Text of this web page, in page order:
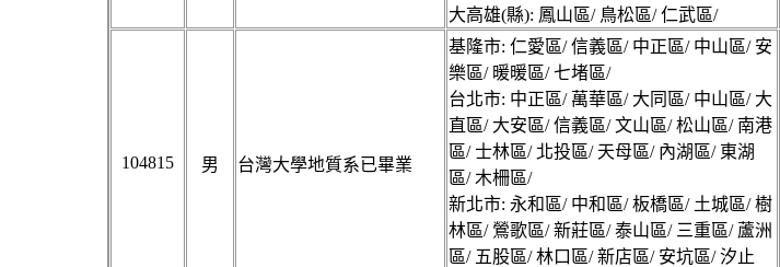
大高雄(縣): 鳳山區/ 鳥松區/ 仁武區/
104815 男 台灣大學地質系已畢業
基隆市: 仁愛區/ 信義區/ 中正區/ 中山區/ 安
樂區/ 暖暖區/ 七堵區/
台北市: 中正區/ 萬華區/ 大同區/ 中山區/ 大
直區/ 大安區/ 信義區/ 文山區/ 松山區/ 南港
區/ 士林區/ 北投區/ 天母區/ 內湖區/ 東湖
區/ 木柵區/
新北市: 永和區/ 中和區/ 板橋區/ 土城區/ 樹
林區/ 鶯歌區/ 新莊區/ 泰山區/ 三重區/ 蘆洲
區/ 五股區/ 林口區/ 新店區/ 安坑區/ 汐止